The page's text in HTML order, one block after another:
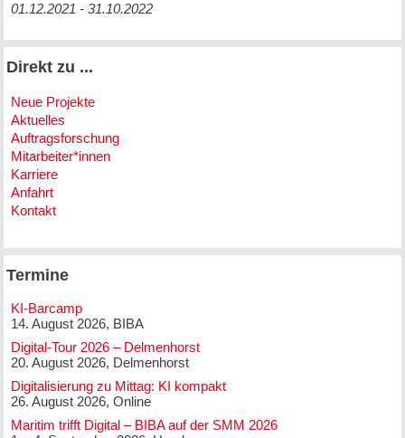
01.12.2021 - 31.10.2022
Direkt zu ...
Neue Projekte
Aktuelles
Auftragsforschung
Mitarbeiter*innen
Karriere
Anfahrt
Kontakt
Termine
KI-Barcamp
14. August 2026, BIBA
Digital-Tour 2026 – Delmenhorst
20. August 2026, Delmenhorst
Digitalisierung zu Mittag: KI kompakt
26. August 2026, Online
Maritim trifft Digital – BIBA auf der SMM 2026